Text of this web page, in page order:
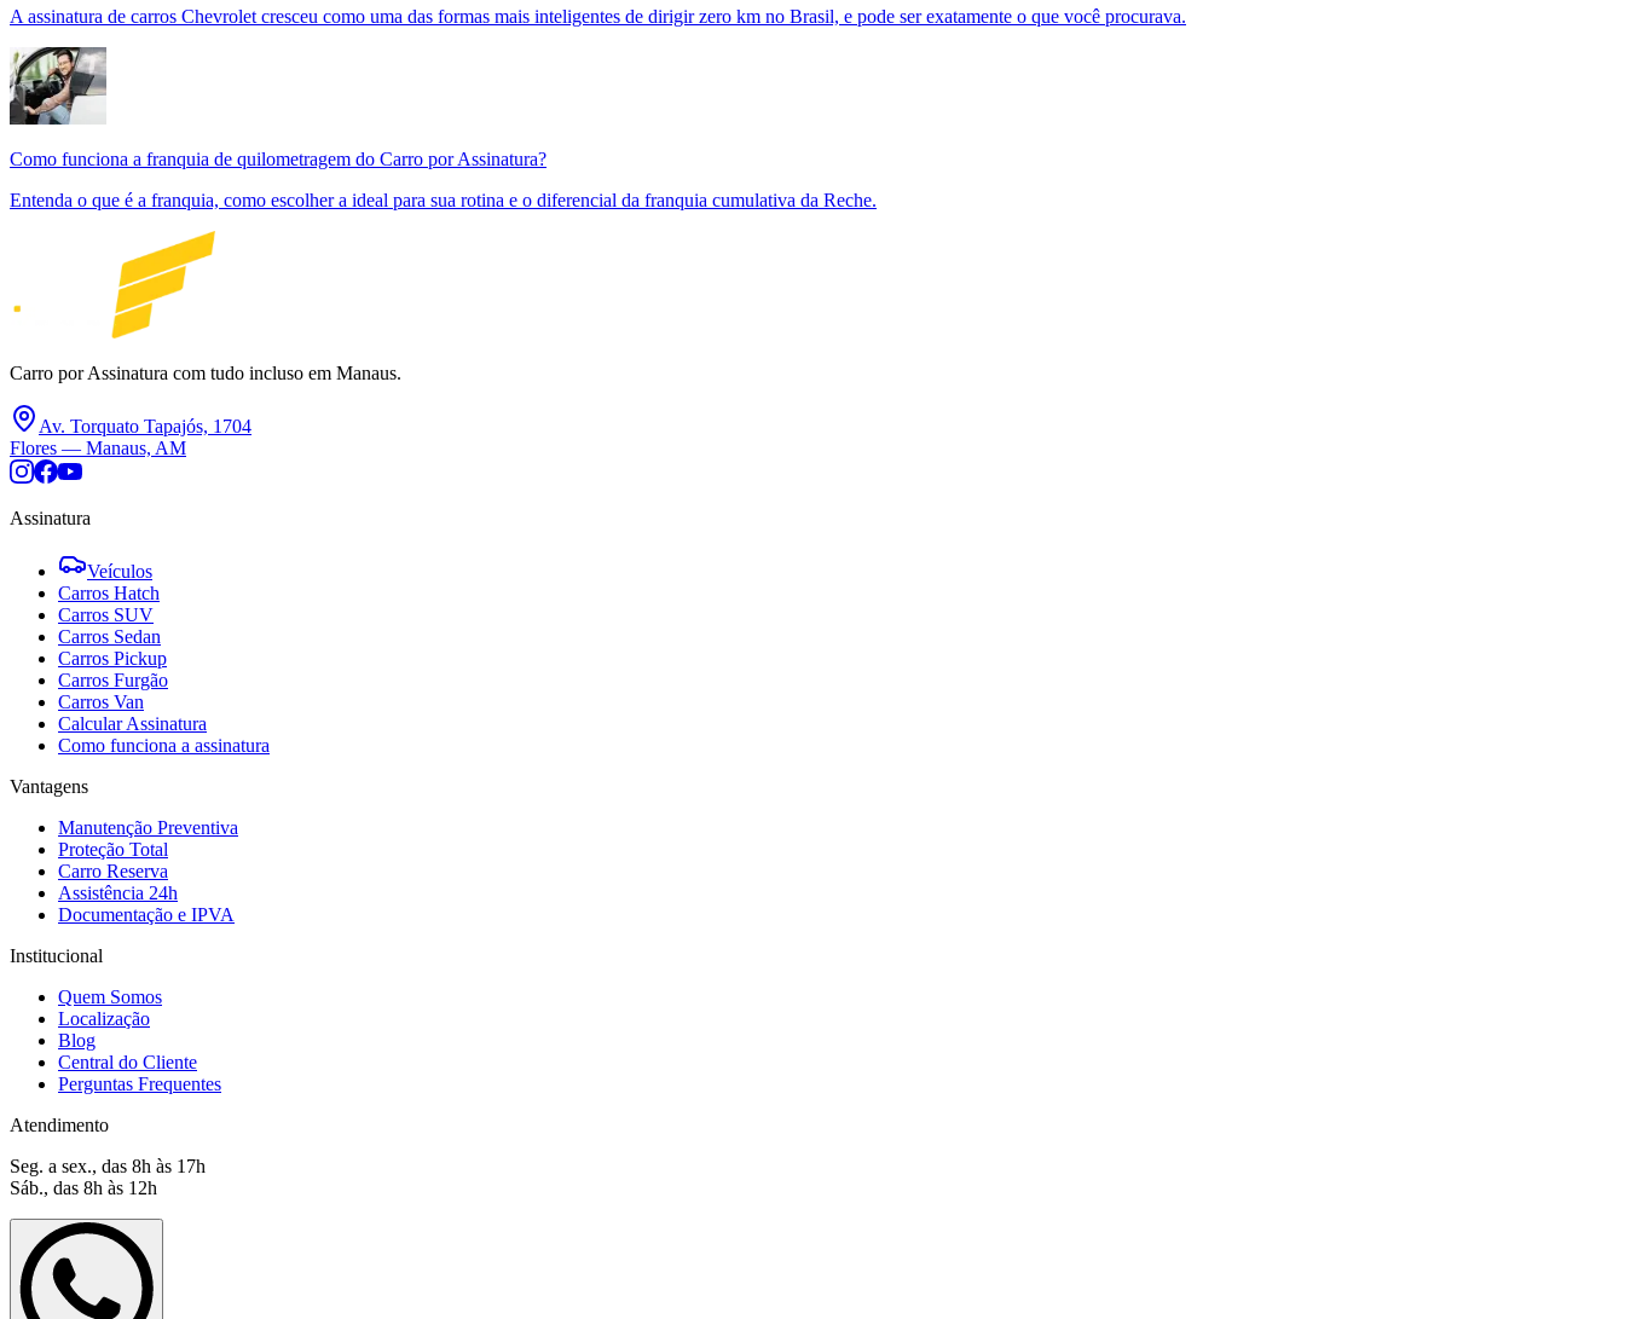
A assinatura de carros Chevrolet cresceu como uma das formas mais inteligentes de dirigir zero km no Brasil, e pode ser exatamente o que você procurava.
Como funciona a franquia de quilometragem do Carro por Assinatura?
Entenda o que é a franquia, como escolher a ideal para sua rotina e o diferencial da franquia cumulativa da Reche.
Carro por Assinatura com tudo incluso em Manaus.
Av. Torquato Tapajós, 1704
Flores — Manaus, AM
Assinatura
Veículos
Carros Hatch
Carros SUV
Carros Sedan
Carros Pickup
Carros Furgão
Carros Van
Calcular Assinatura
Como funciona a assinatura
Vantagens
Manutenção Preventiva
Proteção Total
Carro Reserva
Assistência 24h
Documentação e IPVA
Institucional
Quem Somos
Localização
Blog
Central do Cliente
Perguntas Frequentes
Atendimento
Seg. a sex., das 8h às 17h
Sáb., das 8h às 12h